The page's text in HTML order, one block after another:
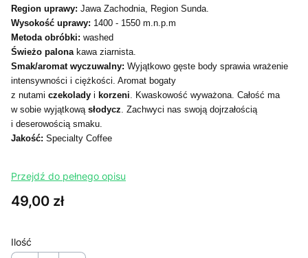
Region uprawy: Jawa Zachodnia, Region Sunda.
Wysokość uprawy: 1400 - 1550 m.n.p.m
Metoda obróbki: washed
Świeżo palona kawa ziarnista.
Smak/aromat wyczuwalny: Wyjątkowo gęste body sprawia wrażenie
intensywności i ciężkości. Aromat bogaty
z nutami czekolady i korzeni . Kwaskowość wyważona. Całość ma
w sobie wyjątkową słodycz . Zachwyci nas swoją dojrzałością
i deserowością smaku.
Jakość: Specialty Coffee
Przejdź do pełnego opisu
Cena
49,00 zł
Ilość